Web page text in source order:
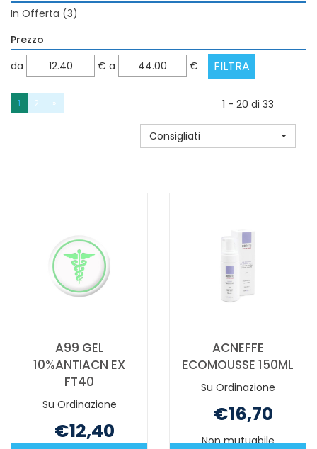
In Offerta (3)
Prezzo
filtra
da € filtra
a €
1 2 » 1 - 20 di 33
Consigliati
A99 GEL
10%ANTIACN EX
FT40
Su Ordinazione
€12,40
ACNEFFE
ECOMOUSSE 150ML
Su Ordinazione
€16,70
Non mutuabile